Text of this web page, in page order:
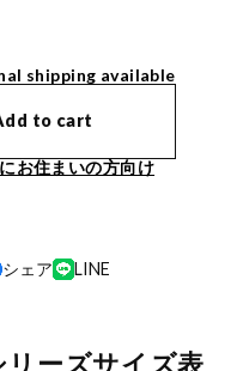
shipping available
to cart
お住まいの方向け
シェア LINE
ーズサイズ表